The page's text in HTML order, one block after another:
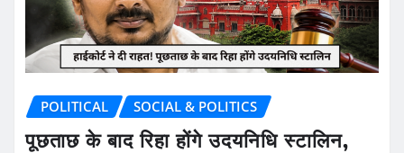
POLITICAL SOCIAL & POLITICS
पूछताछ के बाद रिहा होंगे उदयनिधि स्टालिन,